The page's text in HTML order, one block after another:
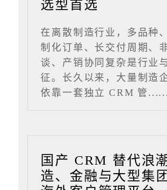
选型首选
在离散制造行业，多品种
制化订单、长交付周期、
谈、产销协同复杂是行业
征。长久以来，大量制造
依靠一套独立 CRM 管......
国产 CRM 替代浪
造、金融与大型集